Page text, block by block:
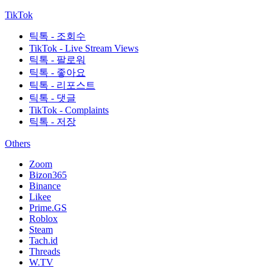
TikTok
틱톡 - 조회수
TikTok - Live Stream Views
틱톡 - 팔로워
틱톡 - 좋아요
틱톡 - 리포스트
틱톡 - 댓글
TikTok - Complaints
틱톡 - 저장
Others
Zoom
Bizon365
Binance
Likee
Prime.GS
Roblox
Steam
Tach.id
Threads
W.TV